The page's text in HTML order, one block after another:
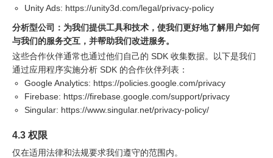
Unity Ads: https://unity3d.com/legal/privacy-policy
分析型公司：为我们提供工具和技术，使我们更好地了解用户如何
与我们的服务交互，并帮助我们改进服务。
这些合作伙伴通常也通过他们自己的 SDK 收集数据。以下是我们
通过应用程序实施分析 SDK 的合作伙伴列表：
Google Analytics: https://policies.google.com/privacy
Firebase: https://firebase.google.com/support/privacy
Singular: https://www.singular.net/privacy-policy/
4.3 权限
仅在适用法律和法规要求我们遵守的范围内。